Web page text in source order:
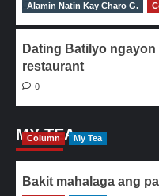
0
Alamin Natin Kay Charo G.
Dating Batilyo
restaurant
0
MY TEA
Column My Tea
Bakit mahalaga ang